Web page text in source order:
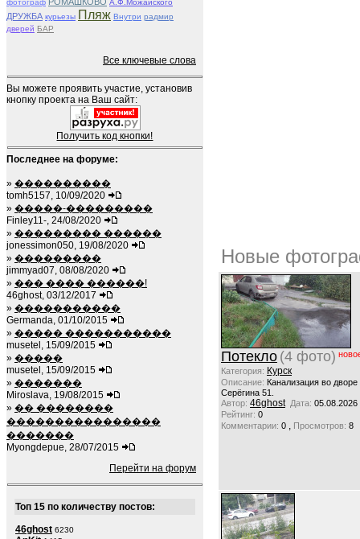
фотограф
А.Ф.Можайского
ДРУЖБА курьезы Пляж Внутри радмир
дверей БАР
Все ключевые слова
Вы можете проявить участие, установив
кнопку проекта на Ваш сайт:
Получить код кнопки!
Последнее на форуме:
» ����������
tomh5157, 10/09/2020
» �����-���������
Finley11-, 24/08/2020
» ��������� ������
jonessimon050, 19/08/2020
» ���������
jimmyad07, 08/08/2020
» ��� ���� ������!
46ghost, 03/12/2017
» �����������
Germanda, 01/10/2015
» ����� �����������
musetel, 15/09/2015
» �����
musetel, 15/09/2015
» �������
Miroslava, 19/08/2015
» �� ��������
����������������
�������
Myongdepue, 28/07/2015
Перейти на форум
Топ 15 по количеству постов:
46ghost 6230
Новые
Потекло (4 фото)
Категория: Курск
Описание: Канализация во
Серёгина 51.
Автор: 46ghost Дата: 05.08.2026
Рейтинг: 0
Комментарии: 0 , Просмотров: 8